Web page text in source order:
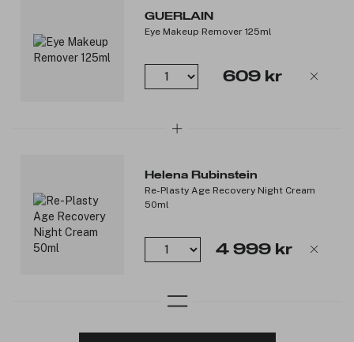
GUERLAIN
Eye Makeup Remover 125ml
609 kr
Helena Rubinstein
Re-Plasty Age Recovery Night Cream
50ml
4 999 kr